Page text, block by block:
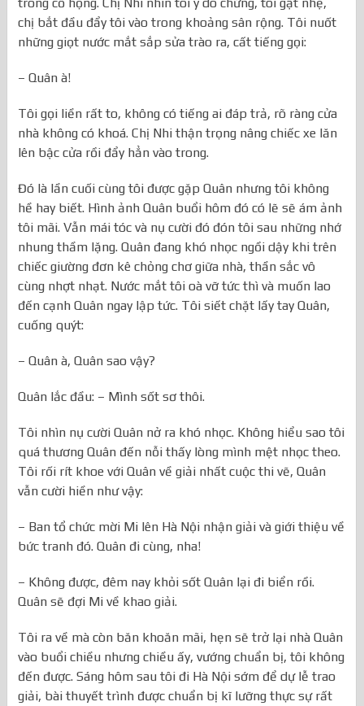
chị bắt đầu đẩy tôi vào trong khoảng sân rộng. Tôi nuốt
những giọt nước mắt sắp sửa trào ra, cất tiếng gọi:
– Quân à!
Tôi gọi liền rất to, không có tiếng ai đáp trả, rõ ràng cửa
nhà không có khoá. Chị Nhi thận trọng nâng chiếc xe lăn
lên bậc cửa rồi đẩy hẳn vào trong.
Đó là lần cuối cùng tôi được gặp Quân nhưng tôi không
hề hay biết. Hình ảnh Quân buổi hôm đó có lẽ sẽ ám ảnh
tôi mãi. Vẫn mái tóc và nụ cười đó đón tôi sau những nhớ
nhung thầm lặng. Quân đang khó nhọc ngồi dậy khi trên
chiếc giường đơn kê chỏng chơ giữa nhà, thần sắc vô
cùng nhợt nhạt. Nước mắt tôi oà vỡ tức thì và muốn lao
đến cạnh Quân ngay lập tức. Tôi siết chặt lấy tay Quân,
cuống quýt:
– Quân à, Quân sao vậy?
Quân lắc đầu: – Mình sốt sơ thôi.
Tôi nhìn nụ cười Quân nở ra khó nhọc. Không hiểu sao tôi
quá thương Quân đến nỗi thấy lòng mình mệt nhọc theo.
Tôi rối rít khoe với Quân về giải nhất cuộc thi vẽ, Quân
vẫn cười hiền như vậy:
– Ban tổ chức mời Mi lên Hà Nội nhận giải và giới thiệu về
bức tranh đó. Quân đi cùng, nha!
– Không được, đêm nay khỏi sốt Quân lại đi biển rồi.
Quân sẽ đợi Mi về khao giải.
Tôi ra về mà còn băn khoăn mãi, hẹn sẽ trở lại nhà Quân
vào buổi chiều nhưng chiều ấy, vướng chuẩn bị, tôi không
đến được. Sáng hôm sau tôi đi Hà Nội sớm để dự lễ trao
giải, bài thuyết trình được chuẩn bị kĩ lưỡng thực sự rất